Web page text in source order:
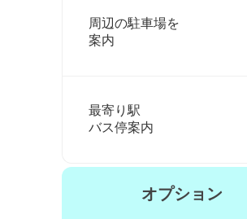
周辺の駐車場を
案内
最寄り駅
バス停案内
オプション